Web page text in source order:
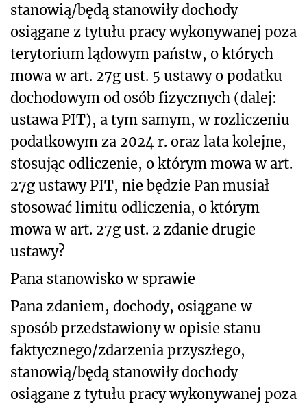
stanowią/będą stanowiły dochody
osiągane z tytułu pracy wykonywanej poza
terytorium lądowym państw, o których
mowa w art. 27g ust. 5 ustawy o podatku
dochodowym od osób fizycznych (dalej:
ustawa PIT), a tym samym, w rozliczeniu
podatkowym za 2024 r. oraz lata kolejne,
stosując odliczenie, o którym mowa w art.
27g ustawy PIT, nie będzie Pan musiał
stosować limitu odliczenia, o którym
mowa w art. 27g ust. 2 zdanie drugie
ustawy?
Pana stanowisko w sprawie
Pana zdaniem, dochody, osiągane w
sposób przedstawiony w opisie stanu
faktycznego/zdarzenia przyszłego,
stanowią/będą stanowiły dochody
osiągane z tytułu pracy wykonywanej poza